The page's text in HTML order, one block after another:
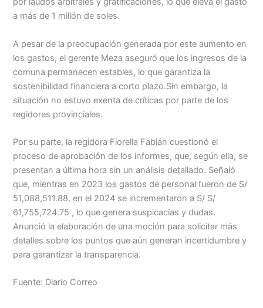
a más de 1 millón de soles.
A pesar de la preocupación generada por este aumento en
los gastos, el gerente Meza aseguró que los ingresos de la
comuna permanecen estables, lo que garantiza la
sostenibilidad financiera a corto plazo.Sin embargo, la
situación no estuvo exenta de críticas por parte de los
regidores provinciales.
Por su parte, la regidora Fiorella Fabián cuestionó el
proceso de aprobación de los informes, que, según ella, se
presentan a última hora sin un análisis detallado. Señaló
que, mientras en 2023 los gastos de personal fueron de S/
51,088,511.88, en el 2024 se incrementaron a S/ S/
61,755,724.75 , lo que genera suspicacias y dudas.
Anunció la elaboración de una moción para solicitar más
detalles sobre los puntos que aún generan incertidumbre y
para garantizar la transparencia.
Fuente: Diario Correo